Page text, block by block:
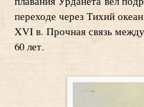
переходе через Тихий
XVI в. Прочная связь
60 лет.